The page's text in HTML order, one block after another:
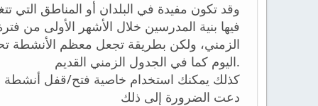
فيها بنية المدرسين خلال الأشهر الأولى من
الزمني، ولكن بطريقة تجعل معظم الأنشطة
اليوم كما في الجدول الزمني القديم.
كذلك يمكنك استخدام خاصية فتح/قفل أنشطة
دعت الضرورة إلى ذلك